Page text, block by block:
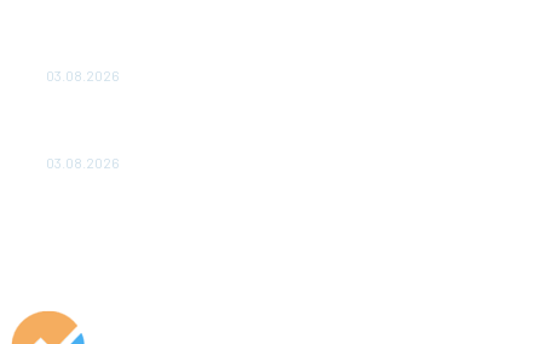
03.08.2026
03.08.2026